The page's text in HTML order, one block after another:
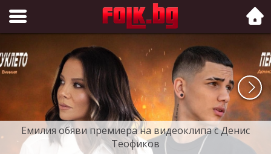
Folk.bg
Емилия обяви премиера на видеоклипа с Денис
Теофиков